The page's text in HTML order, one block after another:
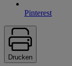
Pinterest
Drucken